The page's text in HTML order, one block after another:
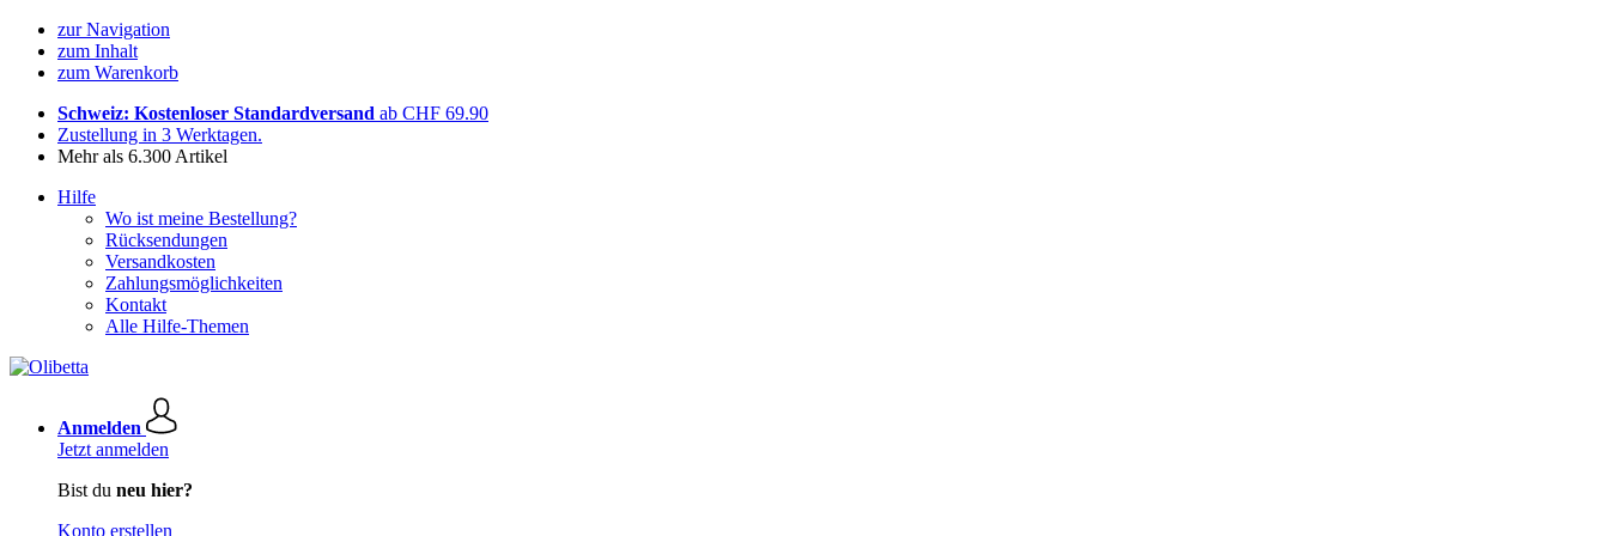
zur Navigation
zum Inhalt
zum Warenkorb
Schweiz: Kostenloser Standardversand ab CHF 69.90
Zustellung in 3 Werktagen.
Mehr als 6.300 Artikel
Hilfe
Wo ist meine Bestellung?
Rücksendungen
Versandkosten
Zahlungsmöglichkeiten
Kontakt
Alle Hilfe-Themen
Anmelden
Jetzt anmelden
Bist du neu hier?
Konto erstellen